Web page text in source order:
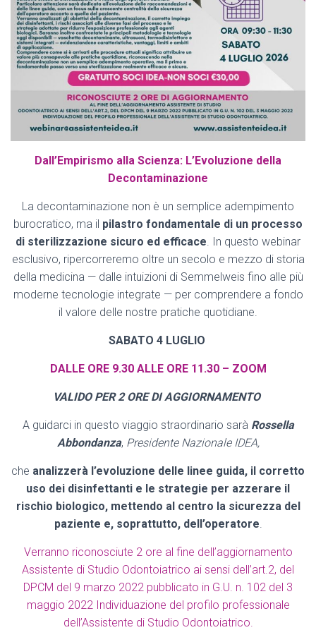
Dall’Empirismo alla Scienza: L’Evoluzione della
Decontaminazione
La decontaminazione non è un semplice adempimento
burocratico, ma il pilastro fondamentale di un processo
di sterilizzazione sicuro ed efficace. In questo webinar
esclusivo, ripercorreremo oltre un secolo e mezzo di storia
della medicina — dalle intuizioni di Semmelweis fino alle più
moderne tecnologie integrate — per comprendere a fondo
il valore delle nostre pratiche quotidiane.
SABATO 4 LUGLIO
DALLE ORE 9.30 ALLE ORE 11.30 – ZOOM
VALIDO PER 2 ORE DI AGGIORNAMENTO
A guidarci in questo viaggio straordinario sarà Rossella
Abbondanza, Presidente Nazionale IDEA,
che analizzerà l’evoluzione delle linee guida, il corretto
uso dei disinfettanti e le strategie per azzerare il
rischio biologico, mettendo al centro la sicurezza del
paziente e, soprattutto, dell’operatore.
Verranno riconosciute 2 ore al fine dell’aggiornamento
Assistente di Studio Odontoiatrico ai sensi dell’art.2, del
DPCM del 9 marzo 2022 pubblicato in G.U. n. 102 del 3
maggio 2022 Individuazione del profilo professionale
dell’Assistente di Studio Odontoiatrico.